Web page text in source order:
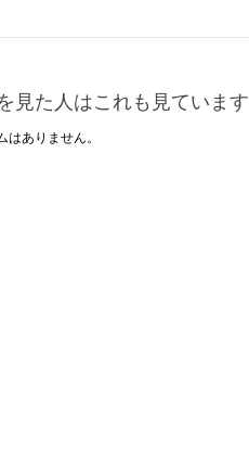
見た人はこれも見ています
はありません。